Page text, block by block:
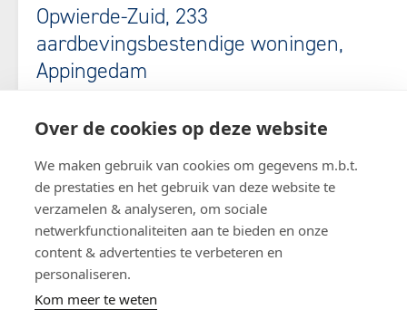
Over de cookies op deze website
We maken gebruik van cookies om gegevens m.b.t.
de prestaties en het gebruik van deze website te
verzamelen & analyseren, om sociale
netwerkfunctionaliteiten aan te bieden en onze
content & advertenties te verbeteren en
personaliseren.
Kom meer te weten
Opwierde-Zuid, 233
aardbevingsbestendige woningen,
Appingedam
Coördinator Groningen realiseerde Bouwgroep
woningen in Appingedam; 115 huurwoningen en 69
koopwoningen.